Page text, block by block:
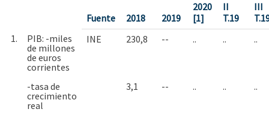
Fuente 2018 2019
2020
[1]
II
T.19
III
1.
PIB: -miles
de millones
de euros
corrientes
INE 230,8 -- .. .. ..
-tasa de
crecimiento
real
3,1 -- .. .. ..